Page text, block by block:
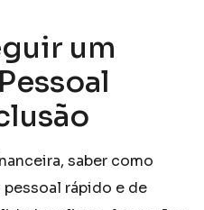
um
saber como
rápido e de